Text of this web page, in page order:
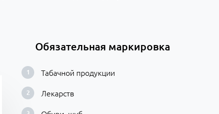
Обязательная маркировка
Табачной продукции
Лекарств